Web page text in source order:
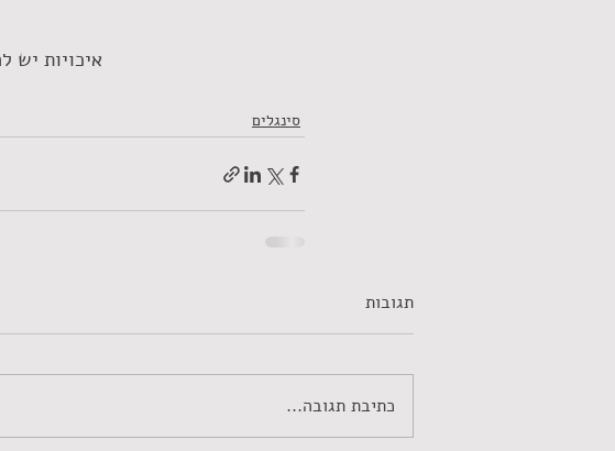
סינגלים
תגובות
כתיבת תגובה...